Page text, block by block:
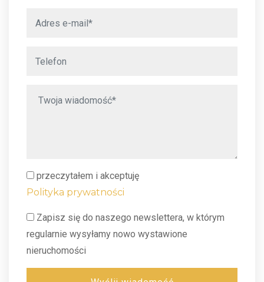
przeczytałem i akceptuję
Polityka prywatności
Zapisz się do naszego newslettera, w którym
regularnie wysyłamy nowo wystawione
nieruchomości